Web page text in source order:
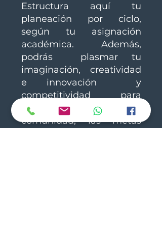
Estructura aquí tu
planeación por ciclo,
según tu asignación
académica. Además,
podrás plasmar tu
imaginación, creatividad
e innovación y
competitividad para
consolidad en el aula y la
comunidad, las metas